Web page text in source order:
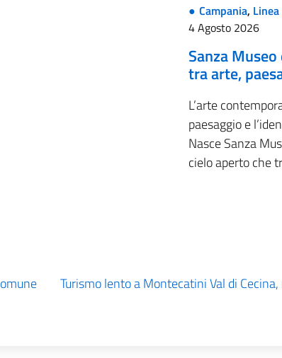
Campania,
4 Agosto 2026
Sanza
tra arte,
L’arte
paesaggio e
Nasce Sanza
cielo aperto che
Turismo lento a Montecatini Val di